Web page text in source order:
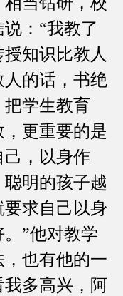
：“我教了
知识比教人
的话，书绝
学生教育
更重要的是
，以身作
明的孩子越
求自己以身
”他对教学
也有他的一
多高兴，阿